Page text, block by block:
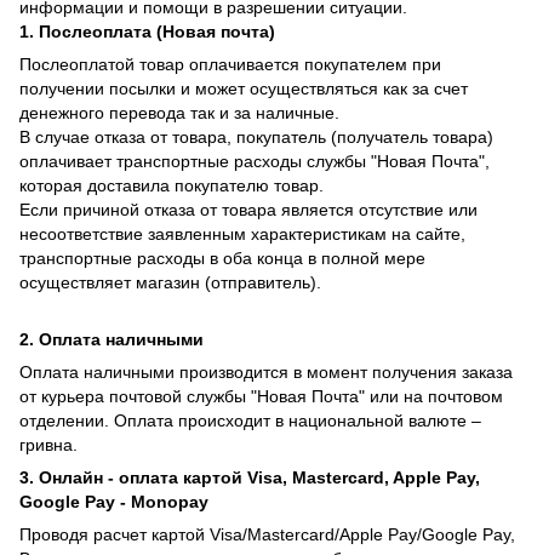
информации и помощи в разрешении ситуации.
1. Послеоплата (Новая почта)
Послеоплатой товар оплачивается покупателем при
получении посылки и может осуществляться как за счет
денежного перевода так и за наличные.
В случае отказа от товара, покупатель (получатель товара)
оплачивает транспортные расходы службы "Новая Почта",
которая доставила покупателю товар.
Если причиной отказа от товара является отсутствие или
несоответствие заявленным характеристикам на сайте,
транспортные расходы в оба конца в полной мере
осуществляет магазин (отправитель).
2. Оплата наличными
Оплата наличными производится в момент получения заказа
от курьера почтовой службы "Новая Почта" или на почтовом
отделении. Оплата происходит в национальной валюте –
гривна.
3. Онлайн - оплата картой Visa, Mastercard, Apple Pay,
Google Pay - Monopay
Проводя расчет картой Visa/Mastercard/Apple Pay/Google Pay,